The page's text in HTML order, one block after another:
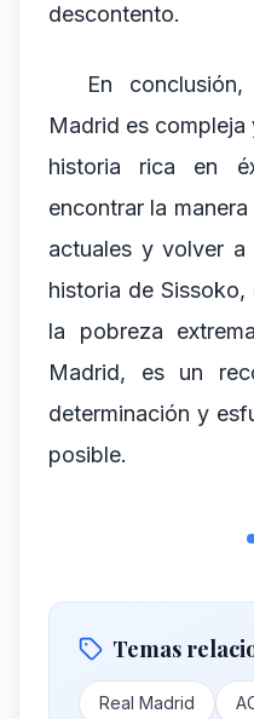
descontento.
En
Madrid es
historia rica en
encontrar la
actuales y volver
historia de
la pobreza
Madrid, es un
determinación y
posible.
Temas
Real Madrid